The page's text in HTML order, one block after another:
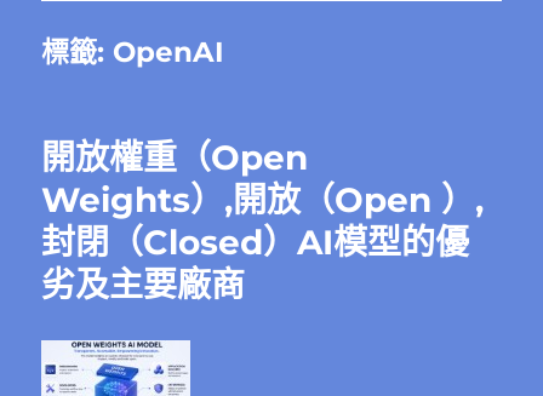
標籤: OpenAI
開放權重（Open
Weights）,開放（Open ）,
封閉（Closed）AI模型的優
劣及主要廠商